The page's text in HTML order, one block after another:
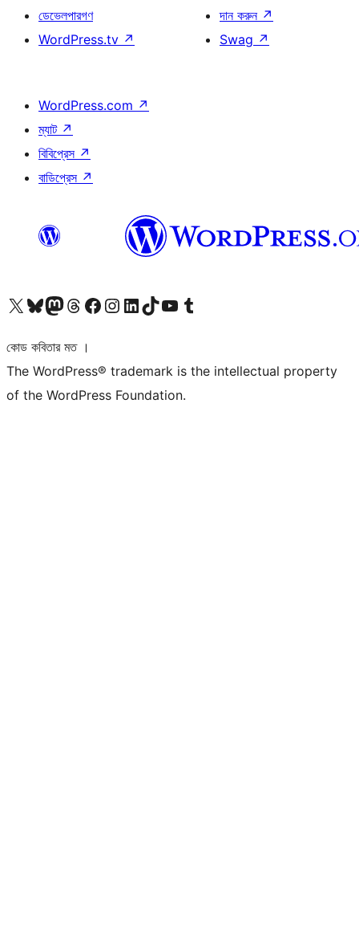
ডেভেলপারগণ
WordPress.tv ↗
দান করুন ↗
Swag ↗
WordPress.com ↗
ম্যাট ↗
বিবিপ্রেস ↗
বাডিপ্রেস ↗
আমাদের X (আগের টুইটার) অ্যাকাউন্টে যানআমাদের Bluesky অ্যাকাউন্টটি দেখুনআমাদের মাস্টোডন অ্যাকাউন্টটি দেখুনআমাদের থ্রেডস অ্যাকাউন্টটি দেখুনআমাদের ফেসবুক পেজ দেখুনআমাদের ইন্সটাগ্রাম অ্যাকাউন্ট দেখুনআমাদের লিঙ্কডইন অ্যাকাউন্টে যানআমাদের TikTok অ্যাকাউন্টটি দেখুনআমাদের ইউটিউব চ্যানেলে যান আমাদের টাম্বলার অ্যাকাউন্ট দেখুন
কোড কবিতার মত ।
The WordPress® trademark is the intellectual property
of the WordPress Foundation.